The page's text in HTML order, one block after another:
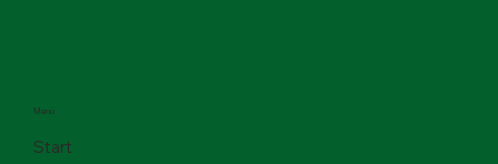
Menü
Start